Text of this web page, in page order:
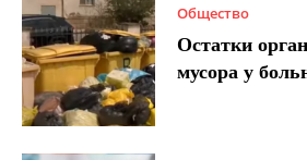
Общество
Остатки
мусора у